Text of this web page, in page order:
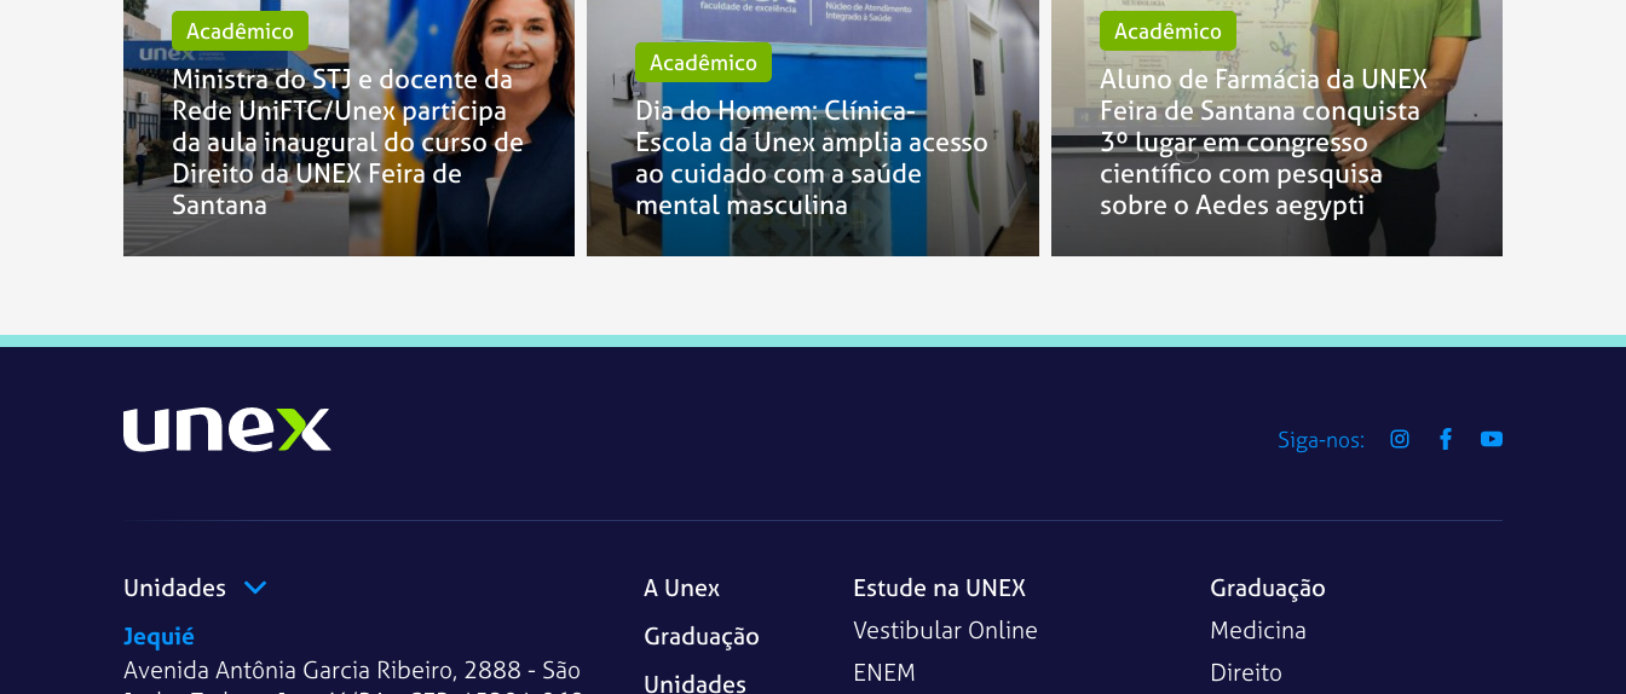
Acadêmico
Ministra do STJ e docente da
Rede UniFTC/Unex participa
da aula inaugural do curso de
Direito da UNEX Feira de
Santana
Acadêmico
Dia do Homem: Clínica-
Escola da Unex amplia acesso
ao cuidado com a saúde
mental masculina
Acadêmico
Aluno de Farmácia da UNEX
Feira de Santana conquista
3º lugar em congresso
científico com pesquisa
sobre o Aedes aegypti
Siga-nos:
Unidades
Jequié
Avenida Antônia Garcia Ribeiro, 2888 - São
A Unex
Graduação
Unidades
Estude na UNEX
Vestibular Online
ENEM
Graduação
Medicina
Direito